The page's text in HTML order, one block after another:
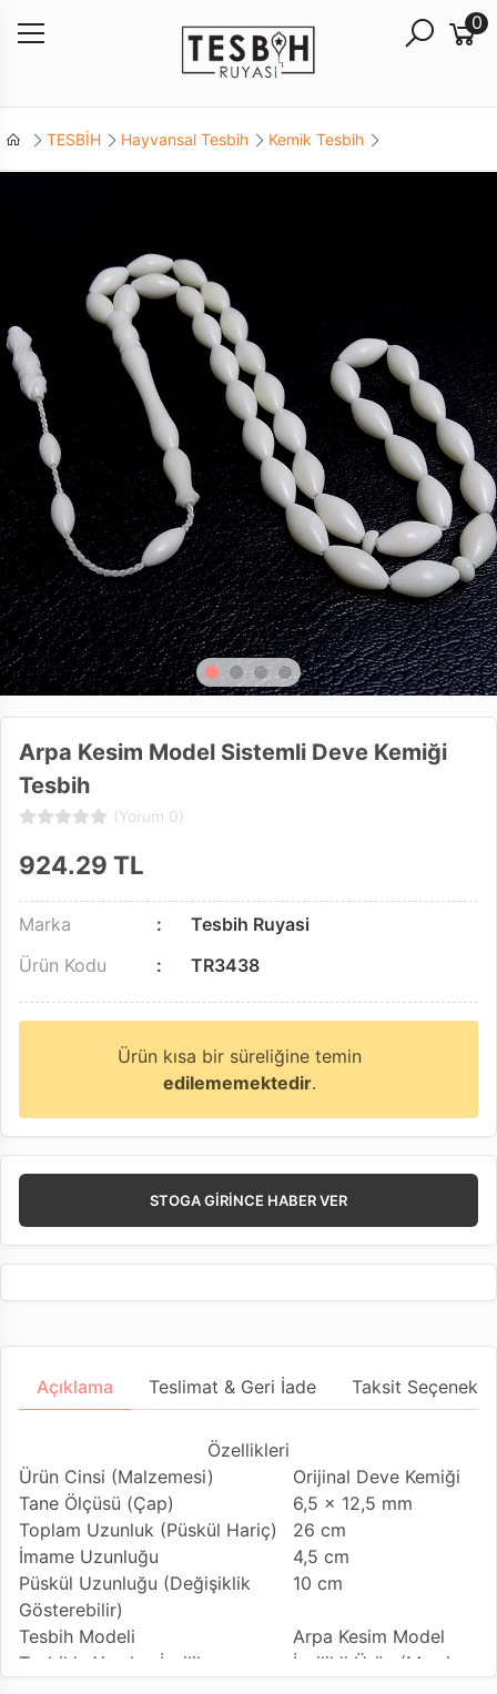
0
TESBİH Hayvansal Tesbih Kemik Tesbih
Arpa Kesim Model Sistemli Deve Kemiği
Tesbih
(Yorum 0)
924.29 TL
Marka
Tesbih Ruyasi
Ürün Kodu
TR3438
Ürün kısa bir süreliğine temin
edilememektedir.
STOGA GIRINCE HABER VER
Açıklama Teslimat & Geri İade Taksit
Özellikleri
Ürün Cinsi (Malzemesi)
Orijinal Deve Kemiği
Tane Ölçüsü (Çap)
6,5 x 12,5 mm
Toplam Uzunluk (Püskül Hariç)
26 cm
İmame Uzunluğu
4,5 cm
Püskül Uzunluğu (Değişiklik
Gösterebilir)
10 cm
Tesbih Modeli
Arpa Kesim Model
Tesbih'e Yapılan İşçilik
İşçilikli Ürün (Mısır)